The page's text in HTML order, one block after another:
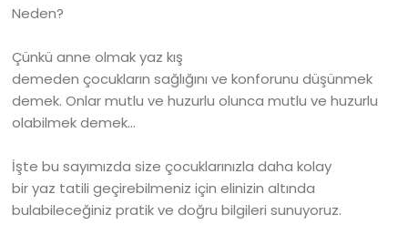
Neden?
Çünkü anne olmak yaz kış
demeden çocukların sağlığını ve konforunu düşünmek
demek. Onlar mutlu ve huzurlu olunca mutlu ve huzurlu
olabilmek demek…
İşte bu sayımızda size çocuklarınızla daha kolay
bir yaz tatili geçirebilmeniz için elinizin altında
bulabileceğiniz pratik ve doğru bilgileri sunuyoruz.